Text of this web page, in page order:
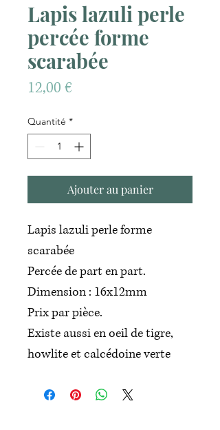
Lapis lazuli perle
percée forme
scarabée
12,00 €
Quantité *
Ajouter au panier
Lapis lazuli perle forme
scarabée
Percée de part en part.
Dimension : 16x12mm
Prix par pièce.
Existe aussi en oeil de tigre,
howlite et calcédoine verte